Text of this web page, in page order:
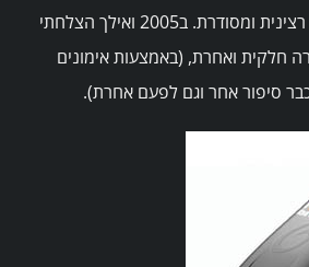
מרכזי הפעילות
התאמנתי איתו בצורה רצינית ומסודרת. ב2005 ואילך הצלחתי
חלקית ואחרת, (באמצעות אימונים
סיפור אחר וגם לפעם אחרת).